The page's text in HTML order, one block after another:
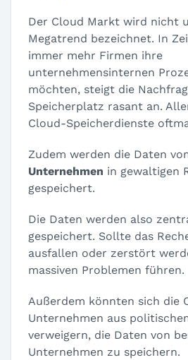
Der Cloud Markt wird nicht
Megatrend bezeichnet. In
immer mehr Firmen ihre
unternehmensinternen
möchten, steigt die
Speicherplatz rasant an.
Cloud-Speicherdienste
Zudem werden die Daten
Unternehmen in gewaltigen
gespeichert.
Die Daten werden also
gespeichert. Sollte das
ausfallen oder zerstört
massiven Problemen führen.
Außerdem könnten sich die
Unternehmen aus
verweigern, die Daten von
Unternehmen zu speichern.